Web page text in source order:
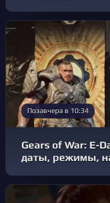
Позавчера в 10:34
Gears of War:
даты, режимы,